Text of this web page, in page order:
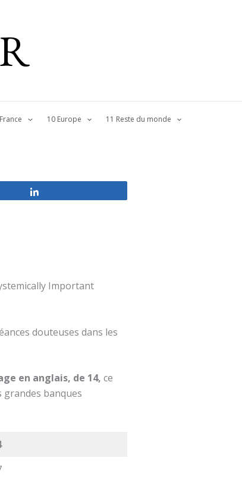
10 Europe 11 Reste du monde
Important
douteuses dans les
en anglais, de 14, ce
grandes banques